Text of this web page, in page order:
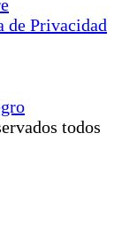
de Privacidad
todos